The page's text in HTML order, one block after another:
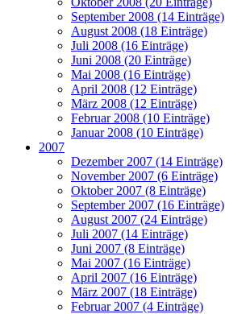
September 2008 (14 Einträge)
August 2008 (18 Einträge)
Juli 2008 (16 Einträge)
Juni 2008 (20 Einträge)
Mai 2008 (16 Einträge)
April 2008 (12 Einträge)
März 2008 (12 Einträge)
Februar 2008 (10 Einträge)
Januar 2008 (10 Einträge)
2007
Dezember 2007 (14 Einträge)
November 2007 (6 Einträge)
Oktober 2007 (8 Einträge)
September 2007 (16 Einträge)
August 2007 (24 Einträge)
Juli 2007 (14 Einträge)
Juni 2007 (8 Einträge)
Mai 2007 (16 Einträge)
April 2007 (16 Einträge)
März 2007 (18 Einträge)
Februar 2007 (4 Einträge)